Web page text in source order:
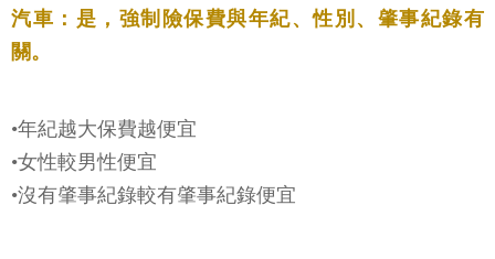
汽車：是，強制險保費與年紀、性別、肇事紀錄有
關。
•年紀越大保費越便宜
•女性較男性便宜
•沒有肇事紀錄較有肇事紀錄便宜